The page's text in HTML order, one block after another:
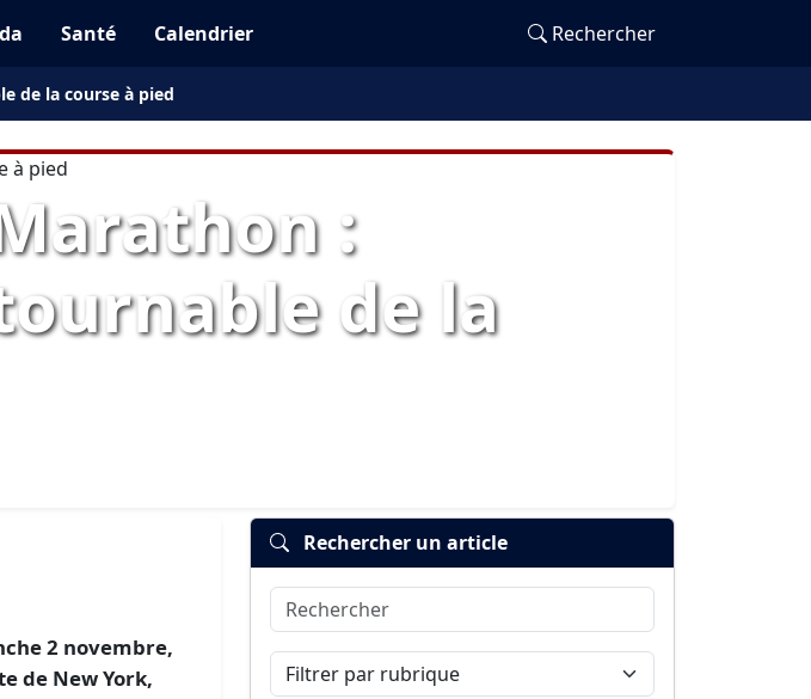
Santé Calendrier Rechercher
de la course à pied
:
de la
2 novembre,
de New York,
Rechercher un article
Rechercher
Filtrer par rubrique